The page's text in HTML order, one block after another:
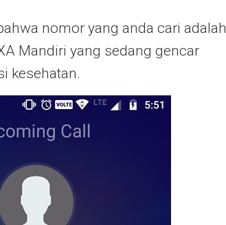
nomor yang anda cari adalah
Mandiri yang sedang gencar
kesehatan.